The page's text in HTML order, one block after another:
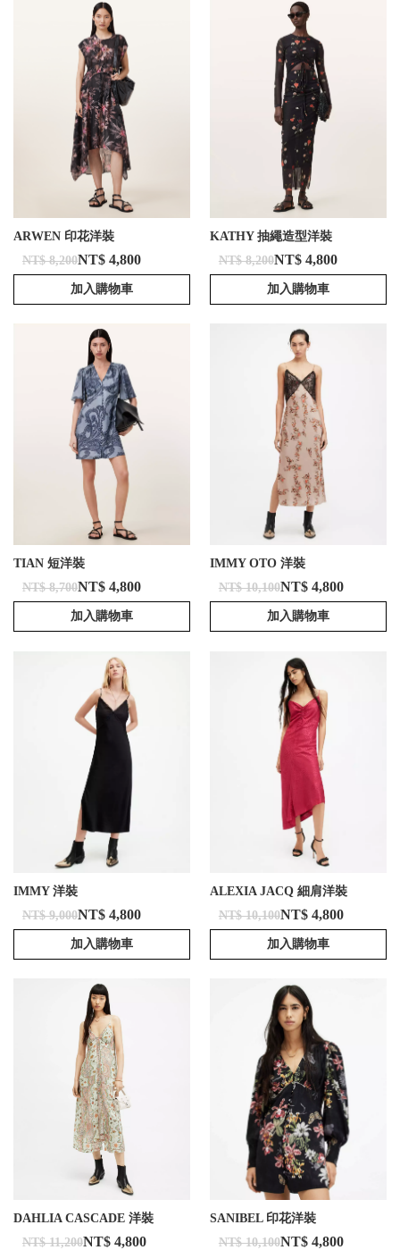
ARWEN 印花洋裝
NT$ 8,200NT$ 4,800
加入購物車
KATHY 抽繩造型洋裝
NT$ 8,200NT$ 4,800
加入購物車
TIAN 短洋裝
NT$ 8,700NT$ 4,800
加入購物車
IMMY OTO 洋裝
NT$ 10,100NT$ 4,800
加入購物車
IMMY 洋裝
NT$ 9,000NT$ 4,800
加入購物車
ALEXIA JACQ 細肩洋裝
NT$ 10,100NT$ 4,800
加入購物車
DAHLIA CASCADE 洋裝
NT$ 11,200NT$ 4,800
SANIBEL 印花洋裝
NT$ 10,100NT$ 4,800